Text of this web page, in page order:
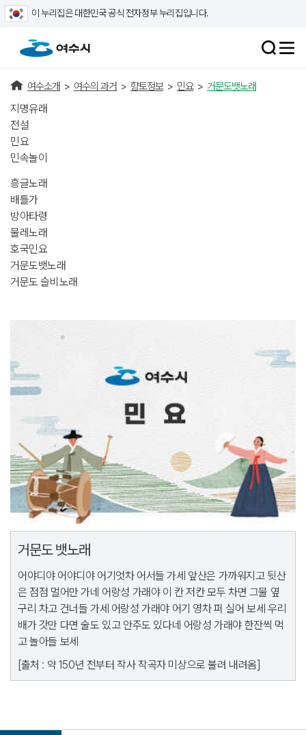
이 누리집은 대한민국 공식 전자정부 누리집입니다.
여수소개 > 여수의 과거 > 향토정보 > 민요 > 거문도뱃노래
지명유래
전설
민요
민속놀이
흥글노래
배틀가
방아타령
물레노래
호국민요
거문도뱃노래
거문도 슬비노래
거문도 뱃노래
어야디야 어야디야 어기엇차 어서들 가세 앞산은 가까워지고 뒷산
은 점점 멀어만 가네 어랑성 가래야 이 칸 저칸 모두 차면 그물 옆
구리 차고 건너들 가세 어랑성 가래야 어기 영차 퍼 실어 보세 우리
배가 갓만 다면 술도 있고 안주도 있다네 어랑성 가래야 한잔씩 먹
고 놀아들 보세
[출처 : 약 150년 전부터 작사 작곡자 미상으로 불려 내려옴]